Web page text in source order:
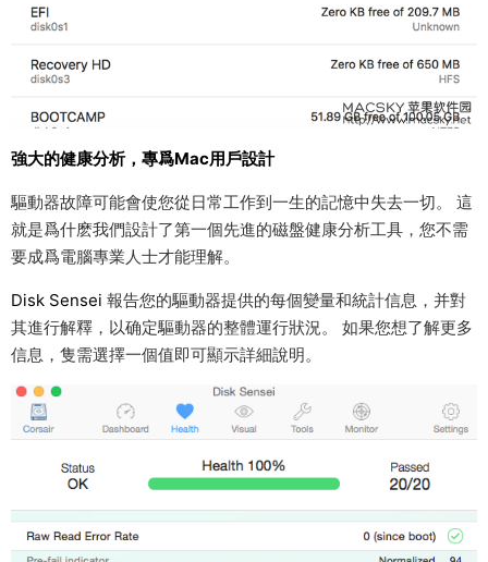
強大的健康分析，專爲Mac用戶設計
驅動器故障可能會使您從日常工作到一生的記憶中失去一切。 這
就是爲什麽我們設計了第一個先進的磁盤健康分析工具，您不需
要成爲電腦專業人士才能理解。
Disk Sensei 報告您的驅動器提供的每個變量和統計信息，并對
其進行解釋，以确定驅動器的整體運行狀況。 如果您想了解更多
信息，隻需選擇一個值即可顯示詳細說明。